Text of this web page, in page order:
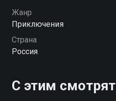
Жанр
Приключения
Страна
Россия
С этим смотрят